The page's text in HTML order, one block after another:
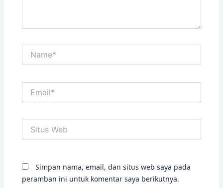
Web
Simpan nama, email, dan situs web saya pada
peramban ini untuk komentar saya berikutnya.